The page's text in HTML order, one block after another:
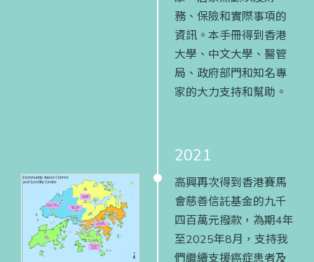
務、保險和實際事項的
資訊。本手冊得到香港
大學、中文大學、醫管
局、政府部門和知名專
家的大力支持和幫助。
2021
高興再次得到香港賽馬
會慈善信託基金的九千
四百萬元撥款，為期4年
至2025年8月，支持我
們繼續支援癌症患者及